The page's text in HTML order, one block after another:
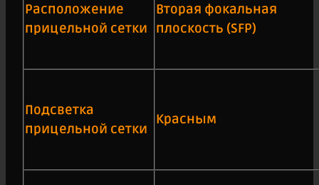
Расположение
прицельной сетки
Вторая фокальная
плоскость (SFP)
Подсветка
прицельной сетки
Красным